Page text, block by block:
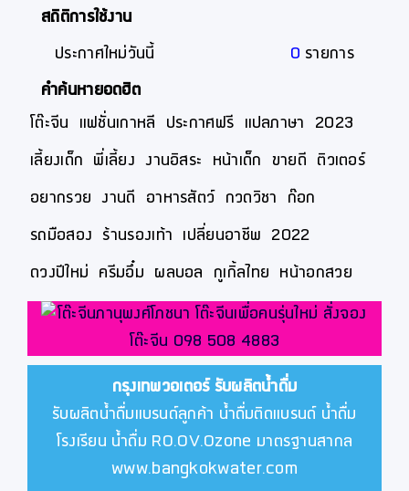
สถิติการใช้งาน
ประกาศใหม่วันนี้ 0 รายการ
คำค้นหายอดฮิต
โต๊ะจีน
แฟชั่นเกาหลี ประกาศฟรี แปลภาษา 2023
เลี้ยงเด็ก พี่เลี้ยง งานอิสระ หน้าเด็ก ขายดี ติวเตอร์
อยากรวย งานดี อาหารสัตว์ กวดวิชา ก๊อก
รถมือสอง ร้านรองเท้า เปลี่ยนอาชีพ 2022
ดวงปีใหม่ ครีมอึ๋ม ผลบอล กูเกิ้ลไทย หน้าอกสวย
กรุงเทพวอเตอร์ รับผลิตน้ำดื่ม
รับผลิตน้ำดื่มแบรนด์ลูกค้า น้ำดื่มติดแบรนด์ น้ำดื่ม
โรงเรียน น้ำดื่ม RO.OV.Ozone มาตรฐานสากล
www.bangkokwater.com